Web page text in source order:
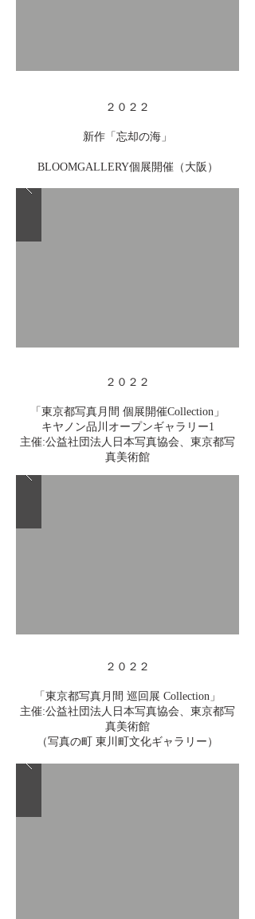
２０２２
新作「忘却の海」
BLOOMGALLERY個展開催（大阪 ）
２０２２
「東京都写真月間 個展開催Collection」
キヤノン品川オープンギャラリー1
主催:公益社団法人日本写真協会、東京都写
真美術館
２０２２
「東京都写真月間 巡回展 Collection」
主催:公益社団法人日本写真協会、東京都写
真美術館
（写真の町 東川町文化ギャラリー）